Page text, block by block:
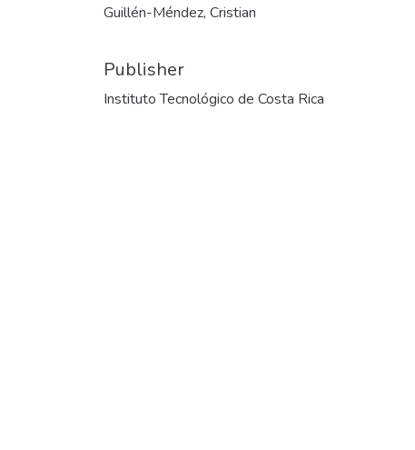
Guillén-Méndez, Cristian
Publisher
Instituto Tecnológico de Costa Rica